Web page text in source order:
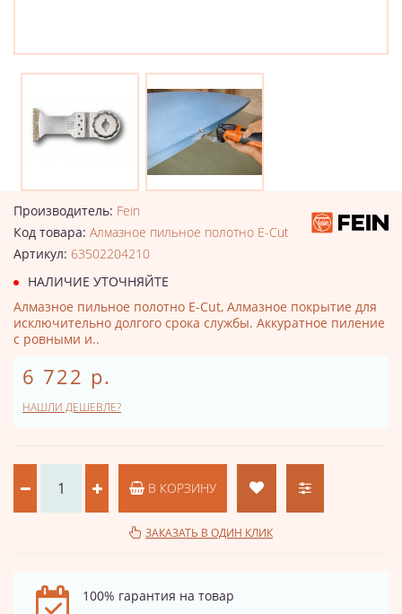
Производитель: Fein
Код товара: Алмазное пильное полотно E-Cut
Артикул: 63502204210
НАЛИЧИЕ УТОЧНЯЙТЕ
Алмазное пильное полотно E-Cut, Алмазное покрытие для
исключительно долгого срока службы. Аккуратное пиление
с ровными и..
6 722 р.
НАШЛИ ДЕШЕВЛЕ?
В КОРЗИНУ
ЗАКАЗАТЬ В ОДИН КЛИК
100% гарантия на товар